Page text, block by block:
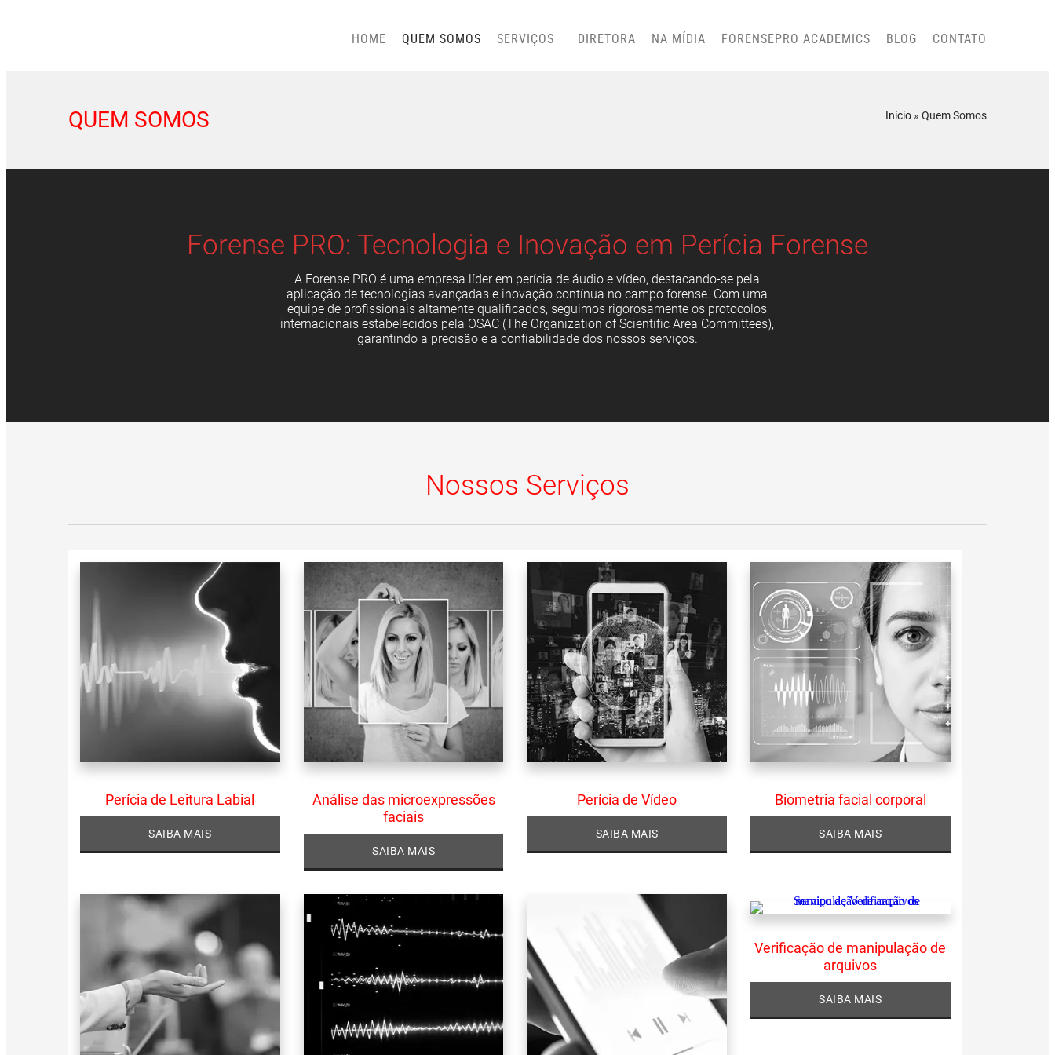
HOME QUEM SOMOS SERVIÇOS DIRETORA NA MÍDIA FORENSEPRO ACADEMICS BLOG CONTATO
QUEM SOMOS Início » Quem Somos
Forense PRO: Tecnologia e Inovação em Perícia Forense
A Forense PRO é uma empresa líder em perícia de áudio e vídeo, destacando-se pela
aplicação de tecnologias avançadas e inovação contínua no campo forense. Com uma
equipe de profissionais altamente qualificados, seguimos rigorosamente os protocolos
internacionais estabelecidos pela OSAC (The Organization of Scientific Area Committees),
garantindo a precisão e a confiabilidade dos nossos serviços.
Nossos Serviços
Perícia de Leitura Labial
SAIBA MAIS
Análise das microexpressões
faciais
SAIBA MAIS
Perícia de Vídeo
SAIBA MAIS
Biometria facial corporal
SAIBA MAIS
Verificação de manipulação de
arquivos
SAIBA MAIS